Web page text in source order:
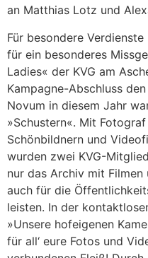
an Matthias Lotz und
Für besondere
für ein besonderes
Ladies« der KVG am
Kampagne-Abschluss
Novum in diesem Jahr
»Schustern«. Mit
Schönbildnern und
wurden zwei KVG-
nur das Archiv mit
auch für die
leisten. In der
»Unsere hofeigenen
für all‘ eure Fotos und